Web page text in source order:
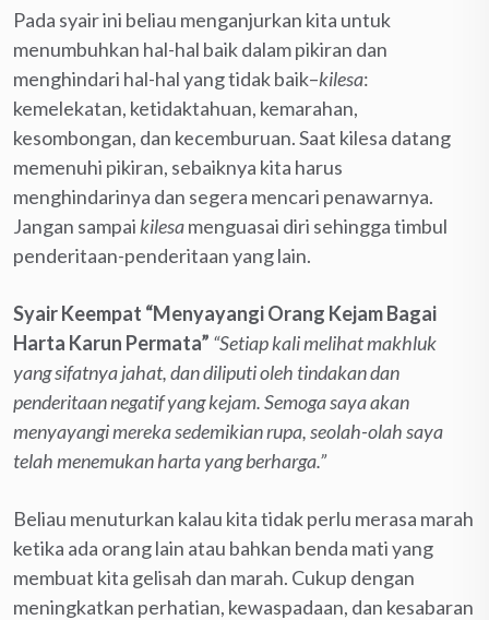
Pada syair ini beliau menganjurkan kita untuk
menumbuhkan hal-hal baik dalam pikiran dan
menghindari hal-hal yang tidak baik–kilesa:
kemelekatan, ketidaktahuan, kemarahan,
kesombongan, dan kecemburuan. Saat kilesa datang
memenuhi pikiran, sebaiknya kita harus
menghindarinya dan segera mencari penawarnya.
Jangan sampai kilesamenguasai diri sehingga timbul
penderitaan-penderitaan yang lain.
Syair Keempat “Menyayangi Orang Kejam Bagai
Harta Karun Permata” “Setiap kali melihat makhluk
yang sifatnya jahat, dan diliputi oleh tindakan dan
penderitaan negatif yang kejam. Semoga saya akan
menyayangi mereka sedemikian rupa, seolah-olah saya
telah menemukan harta yang berharga.”
Beliau menuturkan kalau kita tidak perlu merasa marah
ketika ada orang lain atau bahkan benda mati yang
membuat kita gelisah dan marah. Cukup dengan
meningkatkan perhatian, kewaspadaan, dan kesabaran